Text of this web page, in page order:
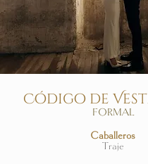
Código de
FORMAL
Caballeros
Traje